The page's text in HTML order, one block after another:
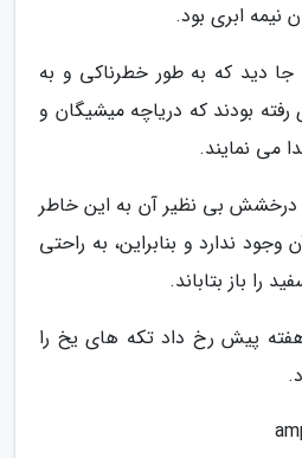
جا دید که به طور خطرناکی و به
بودند که دریاچه میشیگان و
می نمایند.
درخشش بی نظیر آن به این خاطر
ندارد و بنابراین، به راحتی
را باز بتاباند.
پیش رخ داد تکه های یخ را